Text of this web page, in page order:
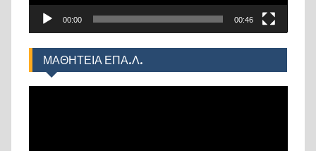
00:00 00:46
ΜΑΘΗΤΕΙΑ ΕΠΑ.Λ.